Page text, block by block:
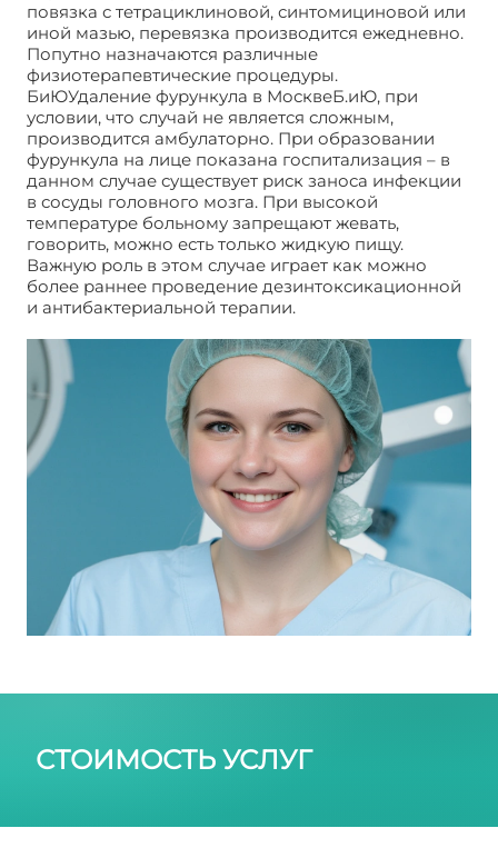
повязка с тетрациклиновой, синтомициновой или
иной мазью, перевязка производится ежедневно.
Попутно назначаются различные
физиотерапевтические процедуры.
БиЮУдаление фурункула в МосквеБ.иЮ, при
условии, что случай не является сложным,
производится амбулаторно. При образовании
фурункула на лице показана госпитализация – в
данном случае существует риск заноса инфекции
в сосуды головного мозга. При высокой
температуре больному запрещают жевать,
говорить, можно есть только жидкую пищу.
Важную роль в этом случае играет как можно
более раннее проведение дезинтоксикационной
и антибактериальной терапии.
СТОИМОСТЬ УСЛУГ